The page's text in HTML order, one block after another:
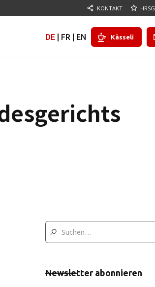
KONTAKT HRSG
DE FR EN Kässeli
Newsletter abonnieren